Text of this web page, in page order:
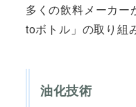
多くの飲料メーカー
toボトル」の取り組
油化技術